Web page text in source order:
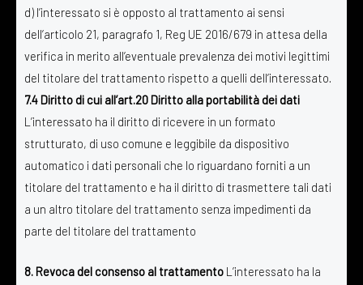
d) l’interessato si è opposto al trattamento ai sensi
dell’articolo 21, paragrafo 1, Reg UE 2016/679 in attesa della
verifica in merito all’eventuale prevalenza dei motivi legittimi
del titolare del trattamento rispetto a quelli dell’interessato.
7.4 Diritto di cui all’art.20 Diritto alla portabilità dei dati
L’interessato ha il diritto di ricevere in un formato
strutturato, di uso comune e leggibile da dispositivo
automatico i dati personali che lo riguardano forniti a un
titolare del trattamento e ha il diritto di trasmettere tali dati
a un altro titolare del trattamento senza impedimenti da
parte del titolare del trattamento
8. Revoca del consenso al trattamento L’interessato ha la